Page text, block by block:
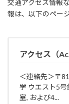
交通アクセス情報
報は、以下のペー
アクセス（
＜連絡先＞〒
学 ウエスト5号
室, および4...